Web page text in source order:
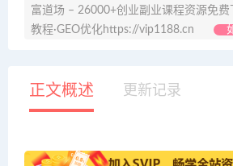
富道场 – 26000+创业副业课程资源免费
教程·GEO优化https://vip1188.cn
正文概述 更新记录